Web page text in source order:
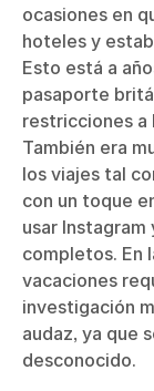
ocasiones en
hoteles y
Esto está a
pasaporte
restricciones a
También era
los viajes tal
con un toque
usar
completos. En
vacaciones
investigación
audaz, ya que
desconocido.